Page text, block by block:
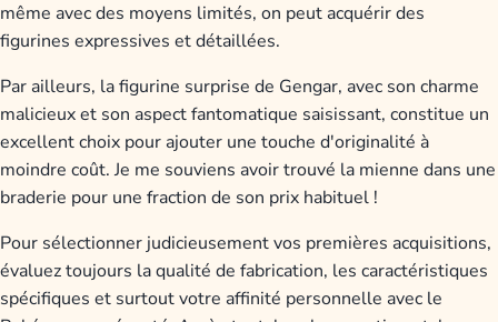
même avec des moyens limités, on peut acquérir des
figurines expressives et détaillées.
Par ailleurs, la figurine surprise de Gengar, avec son charme
malicieux et son aspect fantomatique saisissant, constitue un
excellent choix pour ajouter une touche d'originalité à
moindre coût. Je me souviens avoir trouvé la mienne dans une
braderie pour une fraction de son prix habituel !
Pour sélectionner judicieusement vos premières acquisitions,
évaluez toujours la qualité de fabrication, les caractéristiques
spécifiques et surtout votre affinité personnelle avec le